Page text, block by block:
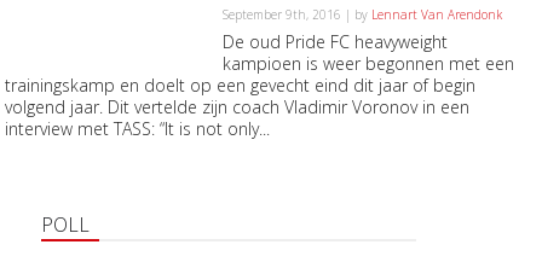
September 9th, 2016 | by Lennart Van Arendonk
De oud Pride FC heavyweight
kampioen is weer begonnen met een
trainingskamp en doelt op een gevecht eind dit jaar of begin
volgend jaar. Dit vertelde zijn coach Vladimir Voronov in een
interview met TASS: “It is not only...
POLL